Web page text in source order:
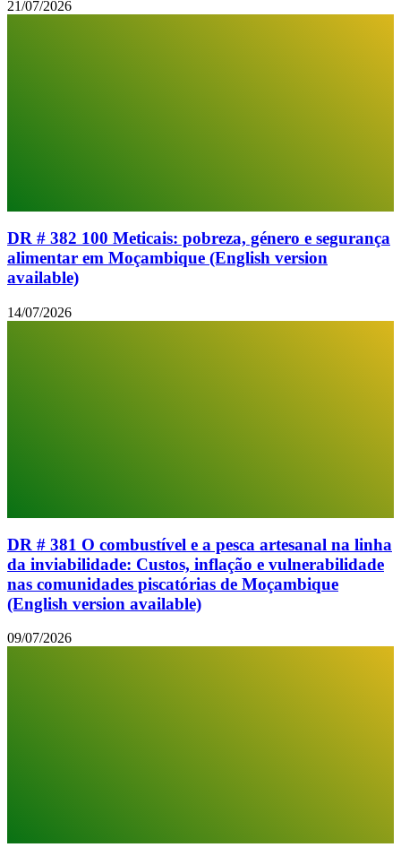
21/07/2026
DR # 382 100 Meticais: pobreza, género e segurança
alimentar em Moçambique (English version
available)
14/07/2026
DR # 381 O combustível e a pesca artesanal na linha
da inviabilidade: Custos, inflação e vulnerabilidade
nas comunidades piscatórias de Moçambique
(English version available)
09/07/2026